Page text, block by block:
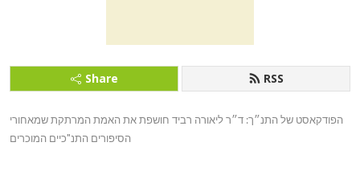
Share RSS
הפודקאסט של התנ״ך: ד״ר ליאורה רביד חושפת את האמת המרתקת שמאחורי
הסיפורים התנ"כיים המוכרים